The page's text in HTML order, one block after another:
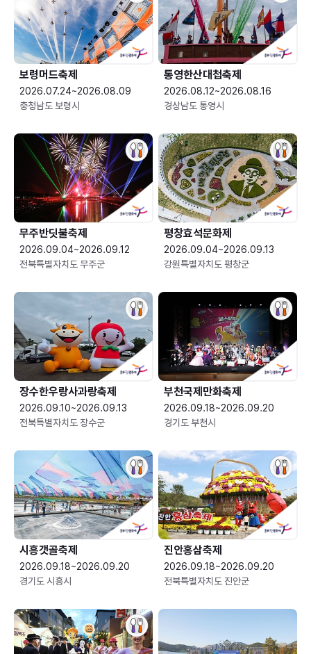
보령머드축제
2026.07.24~2026.08.09
충청남도 보령시
통영한산대첩축제
2026.08.12~2026.08.16
경상남도 통영시
무주반딧불축제
2026.09.04~2026.09.12
전북특별자치도 무주군
평창효석문화제
2026.09.04~2026.09.13
강원특별자치도 평창군
장수한우랑사과랑축제
2026.09.10~2026.09.13
전북특별자치도 장수군
부천국제만화축제
2026.09.18~2026.09.20
경기도 부천시
시흥갯골축제
2026.09.18~2026.09.20
경기도 시흥시
진안홍삼축제
2026.09.18~2026.09.20
전북특별자치도 진안군